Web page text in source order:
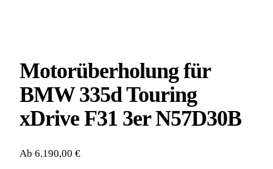
Motorüberholung für
BMW 335d Touring
xDrive F31 3er N57D30B
Ab 6.190,00 €